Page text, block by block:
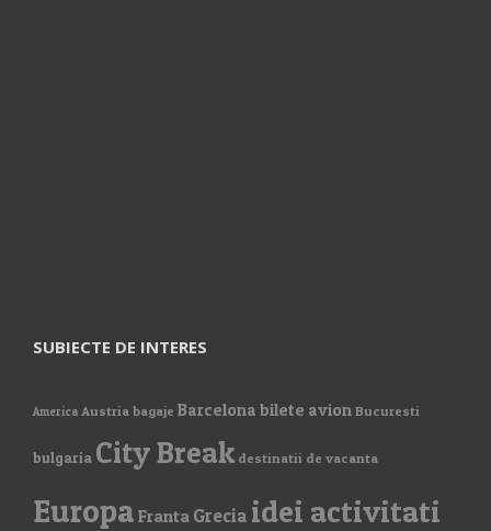
SUBIECTE DE INTERES
America Austria bagaje Barcelona bilete avion Bucuresti
bulgaria City Break destinatii de vacanta
Europa Franta Grecia idei activitati